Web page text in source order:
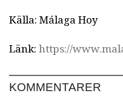
Källa: Málaga Hoy
Länk: https://
KOMMENTARER